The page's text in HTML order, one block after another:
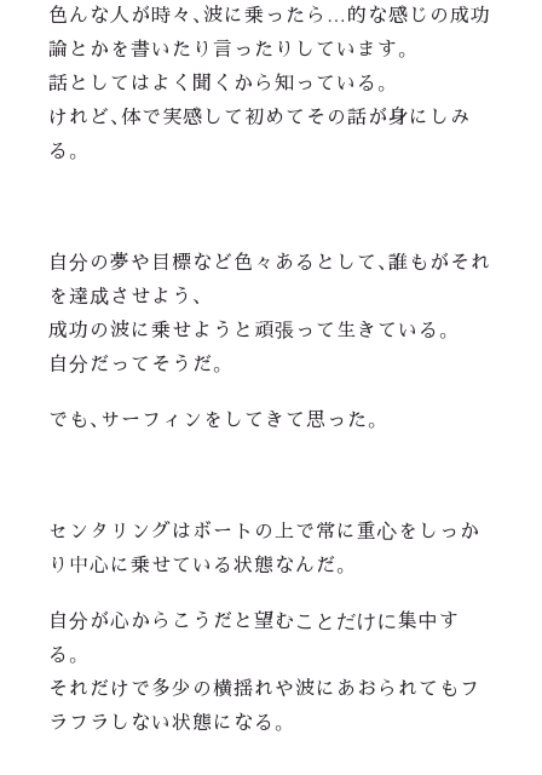
色んな人が時々、波に乗ったら…的な感じの成功
論とかを書いたり言ったりしています。
話としてはよく聞くから知っている。
けれど、体で実感して初めてその話が身にしみ
る。
自分の夢や目標など色々あるとして、誰もがそれ
を達成させよう、
成功の波に乗せようと頑張って生きている。
自分だってそうだ。
でも、サーフィンをしてきて思った。
センタリングはボートの上で常に重心をしっか
り中心に乗せている状態なんだ。
自分が心からこうだと望むことだけに集中す
る。
それだけで多少の横揺れや波にあおられてもフ
ラフラしない状態になる。